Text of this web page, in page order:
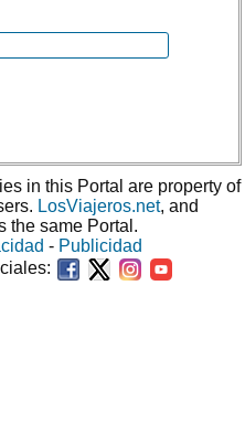
in this Portal are property of
LosViajeros.net, and
the same Portal.
- Publicidad